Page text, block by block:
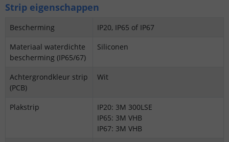
Strip eigenschappen
Bescherming
IP20, IP65 of IP67
Materiaal waterdichte
bescherming (IP65/67)
Siliconen
Achtergrondkleur strip
(PCB)
Wit
Plakstrip
IP20: 3M 300LSE
IP65: 3M VHB
IP67: 3M VHB